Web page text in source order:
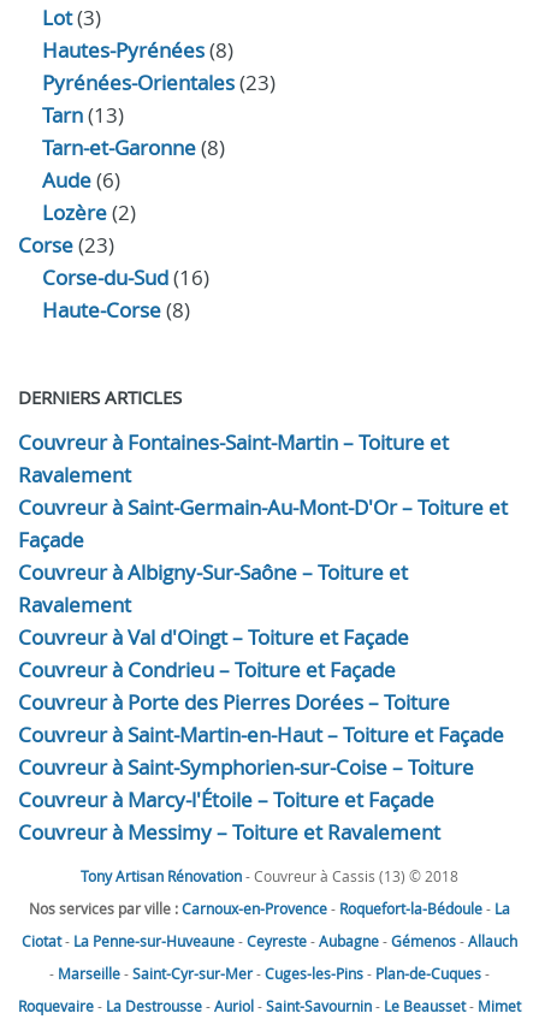
Lot(3)
Hautes-Pyrénées(8)
Pyrénées-Orientales(23)
Tarn(13)
Tarn-et-Garonne(8)
Aude(6)
Lozère(2)
Corse(23)
Corse-du-Sud(16)
Haute-Corse(8)
DERNIERS ARTICLES
Couvreur à Fontaines-Saint-Martin – Toiture et
Ravalement
Couvreur à Saint-Germain-Au-Mont-D'Or – Toiture et
Façade
Couvreur à Albigny-Sur-Saône – Toiture et
Ravalement
Couvreur à Val d'Oingt – Toiture et Façade
Couvreur à Condrieu – Toiture et Façade
Couvreur à Porte des Pierres Dorées – Toiture
Couvreur à Saint-Martin-en-Haut – Toiture et Façade
Couvreur à Saint-Symphorien-sur-Coise – Toiture
Couvreur à Marcy-l'Étoile – Toiture et Façade
Couvreur à Messimy – Toiture et Ravalement
Tony Artisan Rénovation- Couvreur à Cassis (13) © 2018
Nos services par ville :Carnoux-en-Provence- Roquefort-la-Bédoule- La
Ciotat- La Penne-sur-Huveaune-Ceyreste-Aubagne-Gémenos-Allauch
- Marseille-Saint-Cyr-sur-Mer-Cuges-les-Pins- Plan-de-Cuques-
Roquevaire- La Destrousse-Auriol-Saint-Savournin- Le Beausset- Mimet